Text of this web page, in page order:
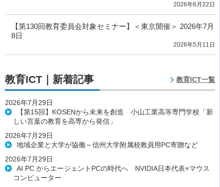
2026年6月22日
【第130回教育委員会対象セミナー】＜東京開催＞ 2026年7月
8日
2026年5月11日
教育ICT｜新着記事 教育ICT一覧
2026年7月29日
【第15回】KOSENから未来を創造 小山工業高等専門学校「新
しい言葉の教育を高専から発信」
2026年7月29日
地域企業と大学が協働～信州大学附属校教員用PC寄贈など
2026年7月29日
AI PC からエージェントPCの時代へ NVIDIA日本代表×マウス
コンピューター